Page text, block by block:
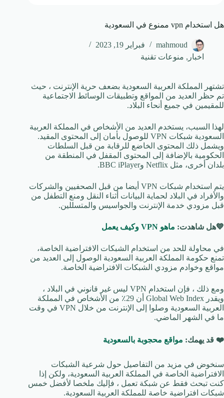
هل استخدام vpn ممنوع في السعودية
mahmoud
فبراير 19, 2023
اخبار , منوعات تقنية
تشتهر المملكة العربية السعودية بضعف حرية الإنترنت ، حيث
تم حظر العديد من المواقع وتطبيقات الوسائط الاجتماعية
للمقيمين في جميع أنحاء البلاد.
لهذا السبب، يستخدم العديد من الأشخاص في المملكة العربية
السعودية شبكات VPN للوصول بأمان إلى المحتوى المقيد.
ويشمل ذلك المحتوى الخاضع للرقابة من قبل السلطات
الحكومية بالإضافة إلى المحتوى المقفل في المنطقة من
بلدان أخرى، مثل Netflix وBBC iPlayer.
يتم استخدام شبكات VPN أيضا من قبل الصحفيين والشركات
والأفراد في البلاد لحماية البيانات أثناء النقل ومنع التطفل من
قبل مزودي خدمة الإنترنت والجواسيس والمتسللين.
💙هل شاهدت: ماهو VPN وكيف يعمل
في محاولة للحد من استخدام الشبكات الافتراضية الخاصة،
تمنع حكومة المملكة العربية السعودية الوصول إلى العديد من
مواقع وخوادم مزودي الشبكات الافتراضية الخاصة.
ومع ذلك ، فإن استخدام VPN ليس غير قانوني في البلاد ،
ويقدر Global Web Index أن 29٪ من الأشخاص في المملكة
العربية السعودية وصلوا إلى الإنترنت من خلال VPN في وقت
ما في الشهر الماضي.
❤️ قد يهمك: مواقع محجوبة بالسعودية
سنخوض في مزيد من التفاصيل حول شرعية الشبكات
الافتراضية الخاصة في المملكة العربية السعودية، ولكن إذا
كنت تبحث فقط عن شبكة تعمل ، فإليك ملخصا لأفضل خمس
شبكات افتراضية خاصة للمملكة العربية السعودية.